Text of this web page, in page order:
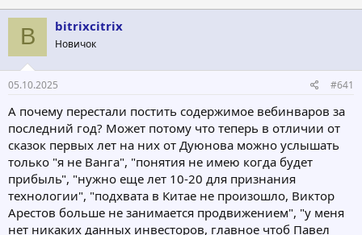
т
р
е
м
ы
т
а
а
ч
л
а
B bitrixcitrix
Новичок
05.10.2025 #641
А почему перестали постить содержимое вебинваров за
последний год? Может потому что теперь в отличии от
сказок первых лет на них от Дуюнова можно услышать
только "я не Ванга", "понятия не имею когда будет
прибыль", "нужно еще лет 10-20 для признания
технологии", "подхвата в Китае не произошло, Виктор
Арестов больше не занимается продвижением", "у меня
нет никаких данных инвесторов, главное чтоб Павел